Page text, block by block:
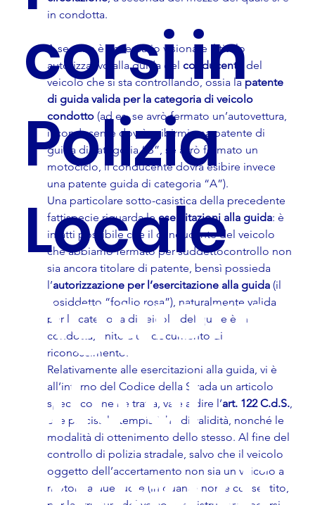
corsi in
Polizia
Locale
Aggiorn
ato al
in condotta.
A seguire è necessario visionare il titolo
autorizzativo alla guida del conducente
del
veicolo che si sta controllando, ossia la patente
di guida valida per la categoria di veicolo
condotto (ad es. se avrò fermato un’autovettura,
il conducente dovrà esibirmi una patente di
guida di categoria “B”, se avrò fermato un
motociclo, il conducente dovrà esibire invece
una patente guida di categoria “A”).
Una particolare sotto-casistica della precedente
fattispecie riguarda le esercitazioni alla guida: è
infatti possibile che il conducente del veicolo
che abbiamo fermato per suddettocontrollo non
sia ancora titolare di patente, bensì possieda
l’autorizzazione per l’esercitazione alla guida (il
cosiddetto “foglio rosa”), naturalmente valida
per la categoria di veicolo del quale è in
condotta, unito a un documento di
riconoscimento.
Relativamente alle esercitazioni alla guida, vi è
all’interno del Codice della Strada un articolo
specifico che ne tratta, vale a dire l’art. 122 C.d.S.,
che precisa le tempistiche di validità, nonché le
modalità di ottenimento dello stesso. Al fine del
controllo di polizia stradale, salvo che il veicolo
oggetto dell’accertamento non sia un veicolo a
motore a due ruote (in quanto non è consentito,